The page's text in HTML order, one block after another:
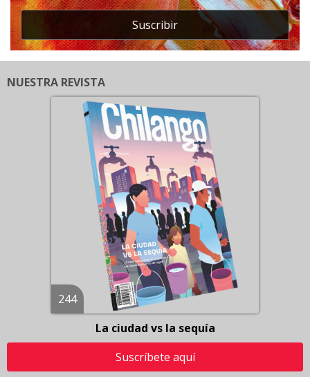
Suscribir
NUESTRA REVISTA
244
La ciudad vs la sequía
Suscríbete aquí